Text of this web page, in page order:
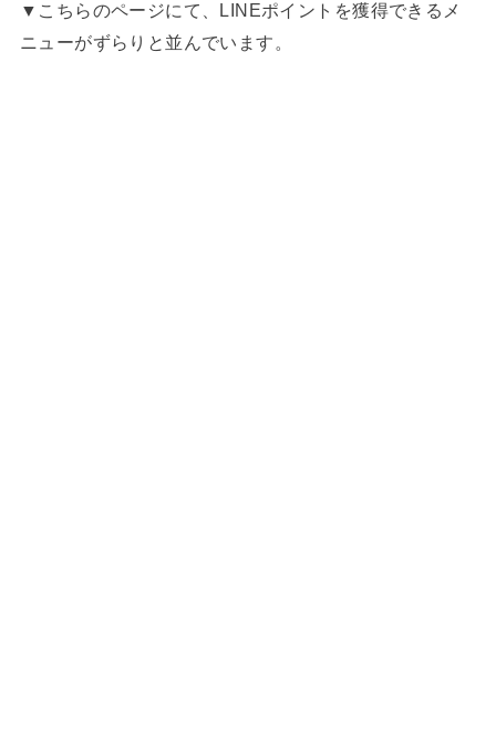
▼こちらのページにて、LINEポイントを獲得できるメ
ニューがずらりと並んでいます。